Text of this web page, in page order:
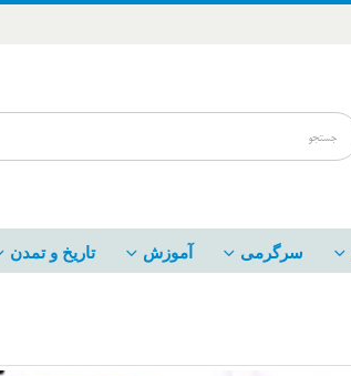
سرگرمی آموزش تاریخ و تمدن